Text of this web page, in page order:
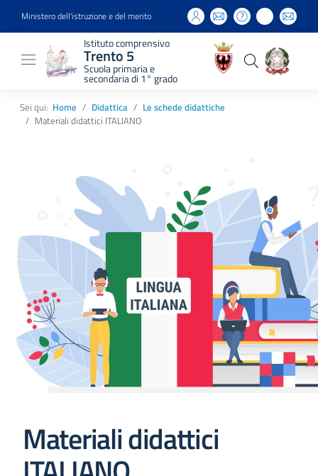
Ministero dell'istruzione e del merito
Istituto comprensivo
Trento 5
Scuola primaria e
secondaria di 1° grado
Sei qui: Home Didattica
Le schede didattiche
Materiali didattici ITALIANO
Materiali didattici